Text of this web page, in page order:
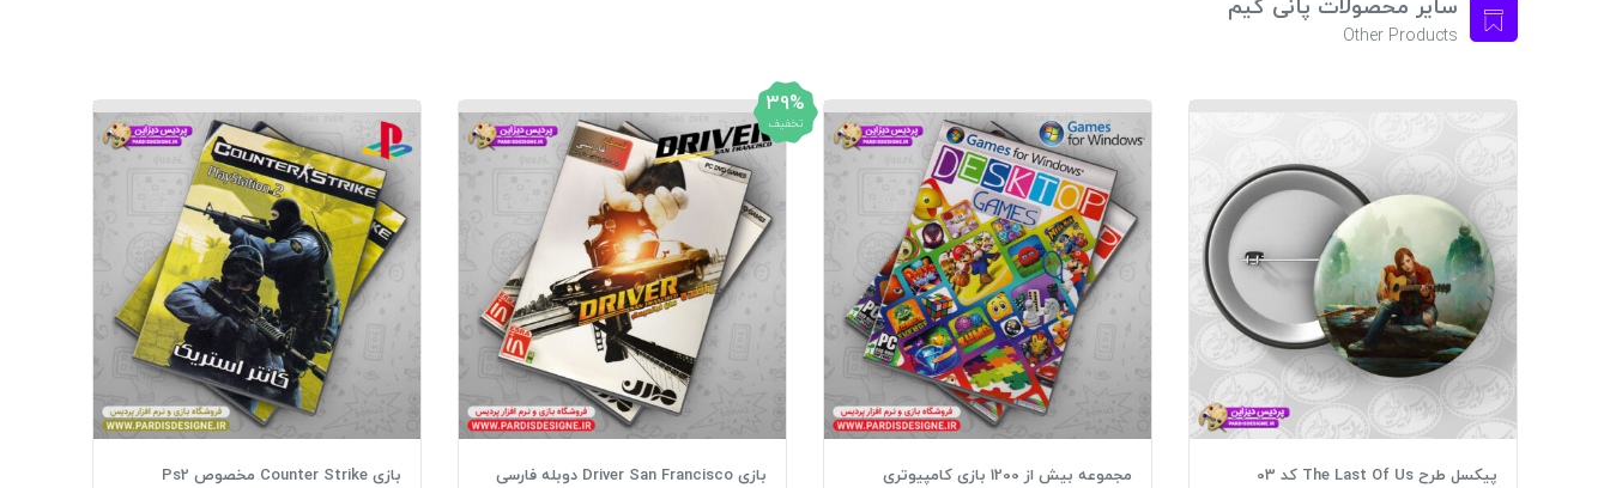
سایر محصولات پانی گیم
Other Products
پیکسل طرح The Last Of Us کد 03 مجموعه بیش از 1200 بازی کامپیوتری
39%
تخفیف
بازی Driver San Francisco دوبله فارسی
بازی Counter Strike مخصوص Ps2